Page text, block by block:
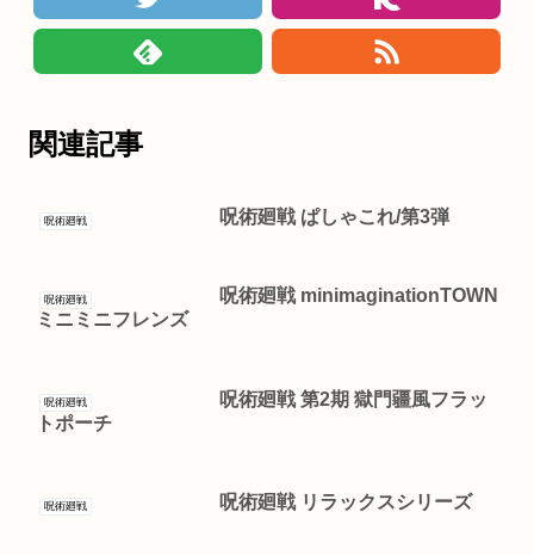
関連記事
呪術廻戦 呪術廻戦 ぱしゃこれ/第3弾
呪術廻戦
呪術廻戦 minimaginationTOWN
ミニミニフレンズ
呪術廻戦
呪術廻戦 第2期 獄門疆風フラッ
トポーチ
呪術廻戦 呪術廻戦 リラックスシリーズ